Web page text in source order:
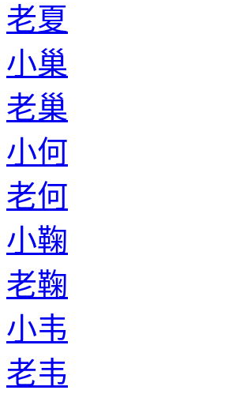
老夏
小巢
老巢
小何
老何
小鞠
老鞠
小韦
老韦